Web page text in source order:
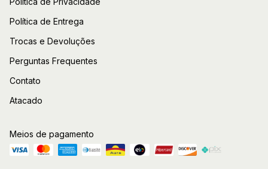
Política de Entrega
Trocas e Devoluções
Perguntas Frequentes
Contato
Atacado
Meios de pagamento